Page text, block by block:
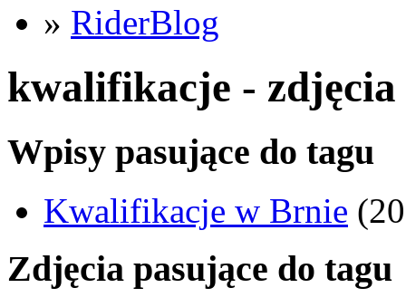
» RiderBlog
kwalifikacje -
Wpisy pasujące do tagu
Kwalifikacje w Brnie
Zdjęcia pasujące do tagu